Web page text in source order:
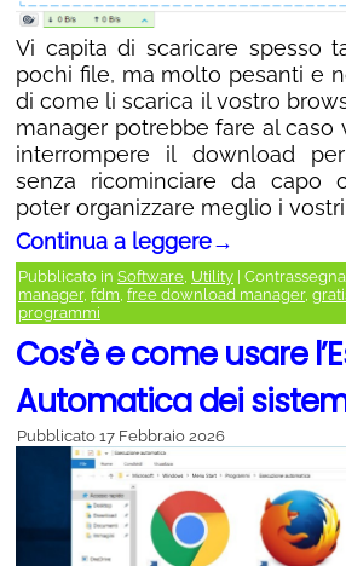
Vi capita di scaricare spesso
pochi file, ma molto pesanti e
di come li scarica il vostro
manager potrebbe fare al caso
interrompere il download
senza ricominciare da capo
poter organizzare meglio i
Continua a leggere→
Pubblicato in Software Utility
manager, fdm free download manager,
programmi
Cos’è e come usare
Automatica dei
Pubblicato 17 Febbraio 2026